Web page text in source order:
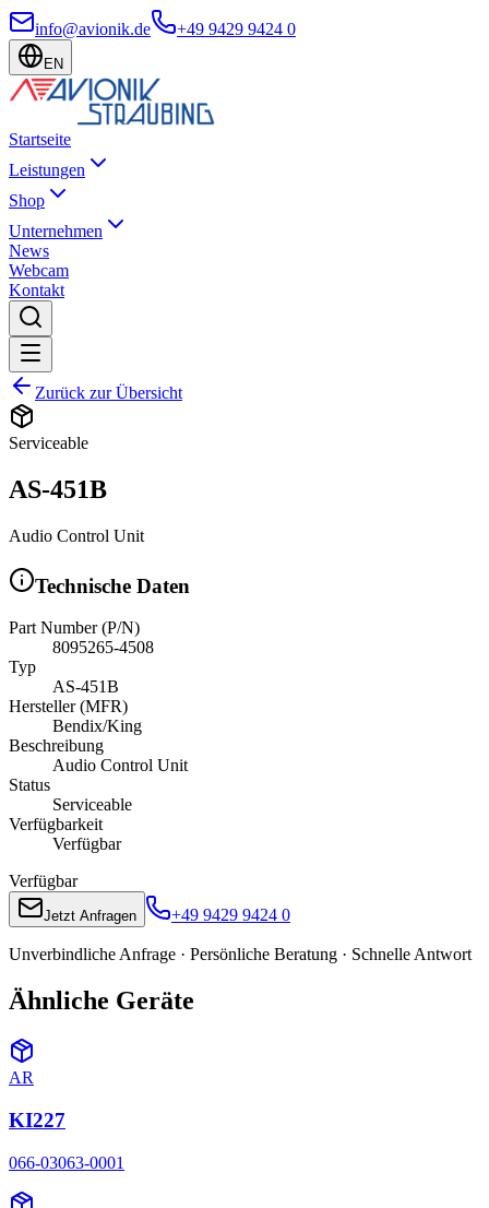
info@avionik.de +49 9429 9424 0
EN
Startseite
Leistungen
Shop
Unternehmen
News
Webcam
Kontakt
Zurück zur Übersicht
Serviceable
AS-451B
Audio Control Unit
Technische Daten
Part Number (P/N)
8095265-4508
Typ
AS-451B
Hersteller (MFR)
Bendix/King
Beschreibung
Audio Control Unit
Status
Serviceable
Verfügbarkeit
Verfügbar
Verfügbar
Jetzt Anfragen +49 9429 9424 0
Unverbindliche Anfrage · Persönliche Beratung · Schnelle Antwort
Ähnliche Geräte
AR
KI227
066-03063-0001